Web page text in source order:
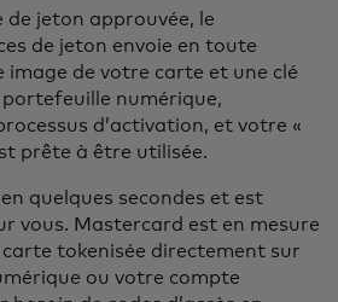
de jeton approuvée, le
de jeton envoie en toute
image de votre carte et une clé
numérique,
d’activation, et votre «
prête à être utilisée.
quelques secondes et est
vous. Mastercard est en mesure
carte tokenisée directement sur
ou votre compte